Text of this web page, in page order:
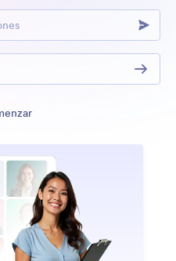
Categoría